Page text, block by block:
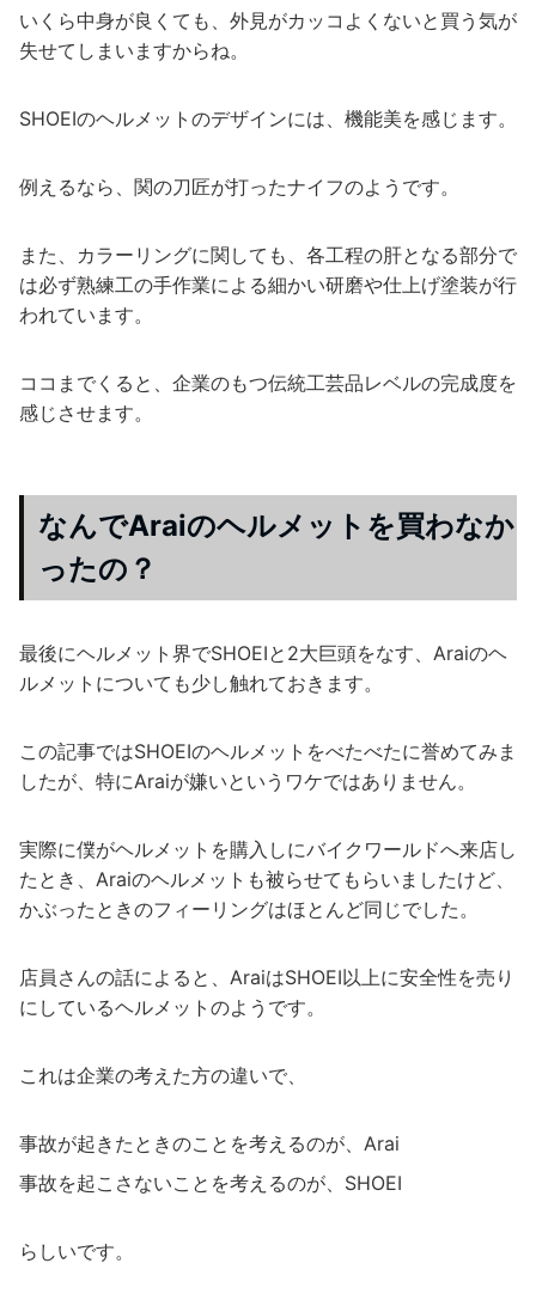
いくら中身が良くても、外見がカッコよくないと買う気が
失せてしまいますからね。
SHOEIのヘルメットのデザインには、機能美を感じます。
例えるなら、関の刀匠が打ったナイフのようです。
また、カラーリングに関しても、各工程の肝となる部分で
は必ず熟練工の手作業による細かい研磨や仕上げ塗装が行
われています。
ココまでくると、企業のもつ伝統工芸品レベルの完成度を
感じさせます。
なんでAraiのヘルメットを買わなか
ったの？
最後にヘルメット界でSHOEIと2大巨頭をなす、Araiのヘ
ルメットについても少し触れておきます。
この記事ではSHOEIのヘルメットをべたべたに誉めてみま
したが、特にAraiが嫌いというワケではありません。
実際に僕がヘルメットを購入しにバイクワールドへ来店し
たとき、Araiのヘルメットも被らせてもらいましたけど、
かぶったときのフィーリングはほとんど同じでした。
店員さんの話によると、AraiはSHOEI以上に安全性を売り
にしているヘルメットのようです。
これは企業の考えた方の違いで、
事故が起きたときのことを考えるのが、Arai
事故を起こさないことを考えるのが、SHOEI
らしいです。